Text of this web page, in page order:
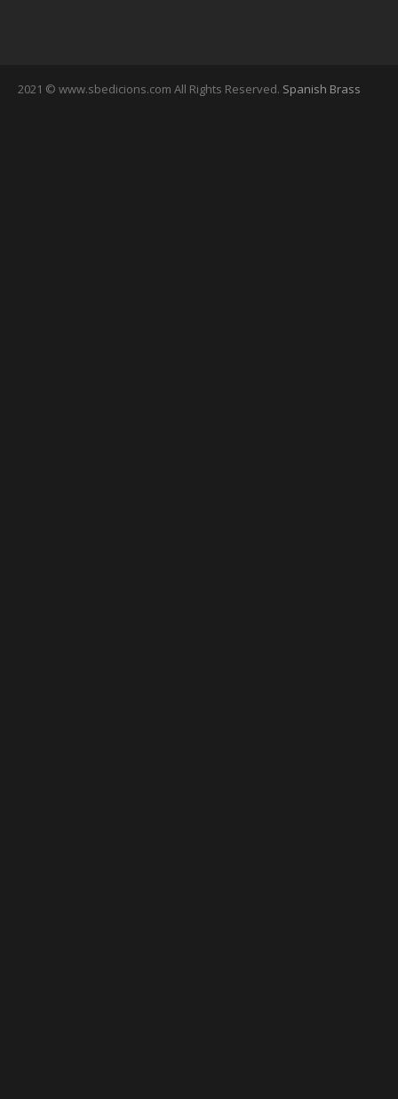
2021 © www.sbedicions.com All Rights Reserved. Spanish Brass